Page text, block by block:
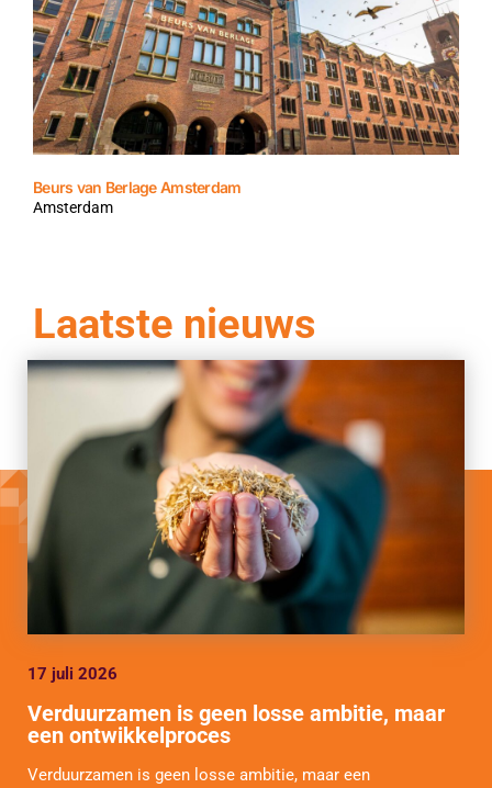
Beurs van Berlage Amsterdam
Amsterdam
Laatste nieuws
17 juli 2026
Verduurzamen is geen losse ambitie, maar
een ontwikkelproces
Verduurzamen is geen losse ambitie, maar een